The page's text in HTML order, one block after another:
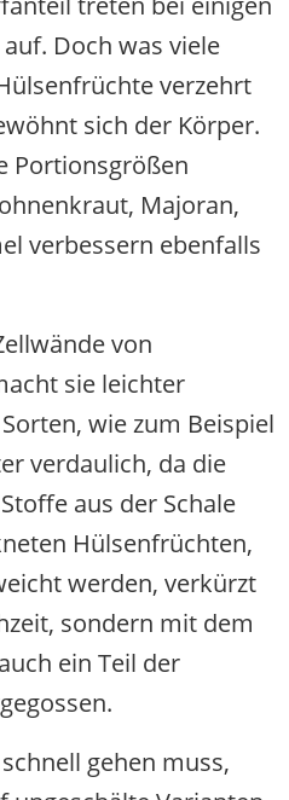
Doch was viele
verzehrt
sich der Körper.
Portionsgrößen
Majoran,
verbessern ebenfalls
von
sie leichter
wie zum Beispiel
verdaulich, da die
aus der Schale
Hülsenfrüchten,
werden, verkürzt
sondern mit dem
ein Teil der
gehen muss,